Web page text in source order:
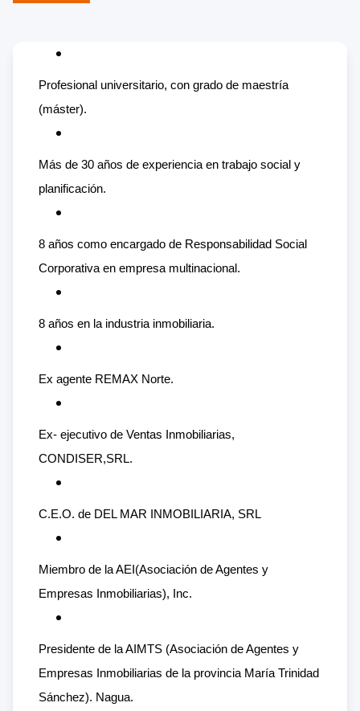
Profesional universitario, con grado de maestría
(máster).
Más de 30 años de experiencia en trabajo social y
planificación.
8 años como encargado de Responsabilidad Social
Corporativa en empresa multinacional.
8 años en la industria inmobiliaria.
Ex agente REMAX Norte.
Ex- ejecutivo de Ventas Inmobiliarias,
CONDISER,SRL.
C.E.O. de DEL MAR INMOBILIARIA, SRL
Miembro de la AEI(Asociación de Agentes y
Empresas Inmobiliarias), Inc.
Presidente de la AIMTS (Asociación de Agentes y
Empresas Inmobiliarias de la provincia María Trinidad
Sánchez). Nagua.